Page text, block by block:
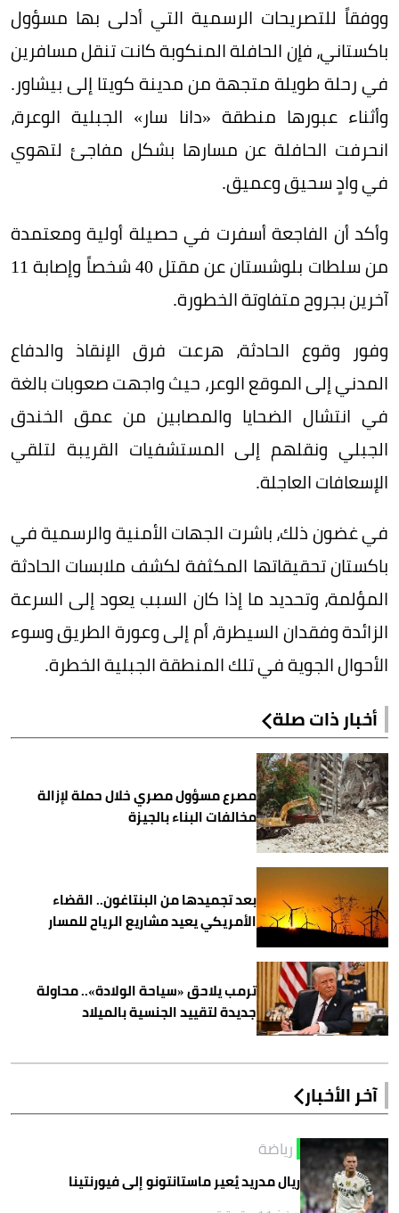
ووفقاً للتصريحات الرسمية التي أدلى بها مسؤول
باكستاني، فإن الحافلة المنكوبة كانت تنقل مسافرين
في رحلة طويلة متجهة من مدينة كويتا إلى بيشاور.
وأثناء عبورها منطقة «دانا سار» الجبلية الوعرة،
انحرفت الحافلة عن مسارها بشكل مفاجئ لتهوي
في وادٍ سحيق وعميق.
وأكد أن الفاجعة أسفرت في حصيلة أولية ومعتمدة
من سلطات بلوشستان عن مقتل 40 شخصاً وإصابة 11
آخرين بجروح متفاوتة الخطورة.
وفور وقوع الحادثة، هرعت فرق الإنقاذ والدفاع
المدني إلى الموقع الوعر، حيث واجهت صعوبات بالغة
في انتشال الضحايا والمصابين من عمق الخندق
الجبلي ونقلهم إلى المستشفيات القريبة لتلقي
الإسعافات العاجلة.
في غضون ذلك، باشرت الجهات الأمنية والرسمية في
باكستان تحقيقاتها المكثفة لكشف ملابسات الحادثة
المؤلمة، وتحديد ما إذا كان السبب يعود إلى السرعة
الزائدة وفقدان السيطرة، أم إلى وعورة الطريق وسوء
الأحوال الجوية في تلك المنطقة الجبلية الخطرة.
أخبار ذات صلة
مصرع مسؤول مصري خلال حملة لإزالة
مخالفات البناء بالجيزة
بعد تجميدها من البنتاغون.. القضاء
الأمريكي يعيد مشاريع الرياح للمسار
ترمب يلاحق «سياحة الولادة».. محاولة
جديدة لتقييد الجنسية بالميلاد
آخر الأخبار
رياضة
ريال مدريد يُعير ماستانتونو إلى فيورنتينا